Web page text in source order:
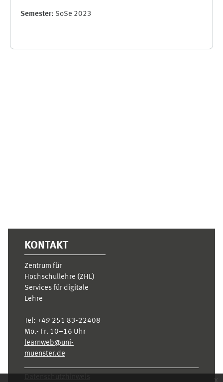
x
Semester: SoSe 2023
KONTAKT
Zentrum für
Hochschullehre (ZHL)
Services für digitale
Lehre
Tel: +49 251 83-22408
Mo.- Fr. 10–16 Uhr
learnweb@uni-
muenster.de